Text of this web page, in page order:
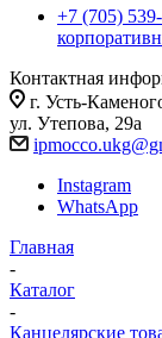
+7 (705)
Контактная
г. Усть-
ул. Утепова, 29а
Instagram
WhatsApp
Главная
-
Каталог
-
Канцелярские